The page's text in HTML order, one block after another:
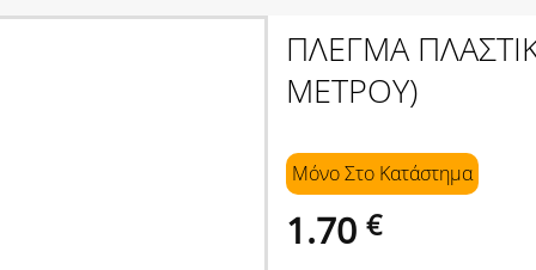
ΠΛΕΓΜΑ
ΜΕΤΡΟΥ)
Μόνο Στo Κατάστημα
1.70 €